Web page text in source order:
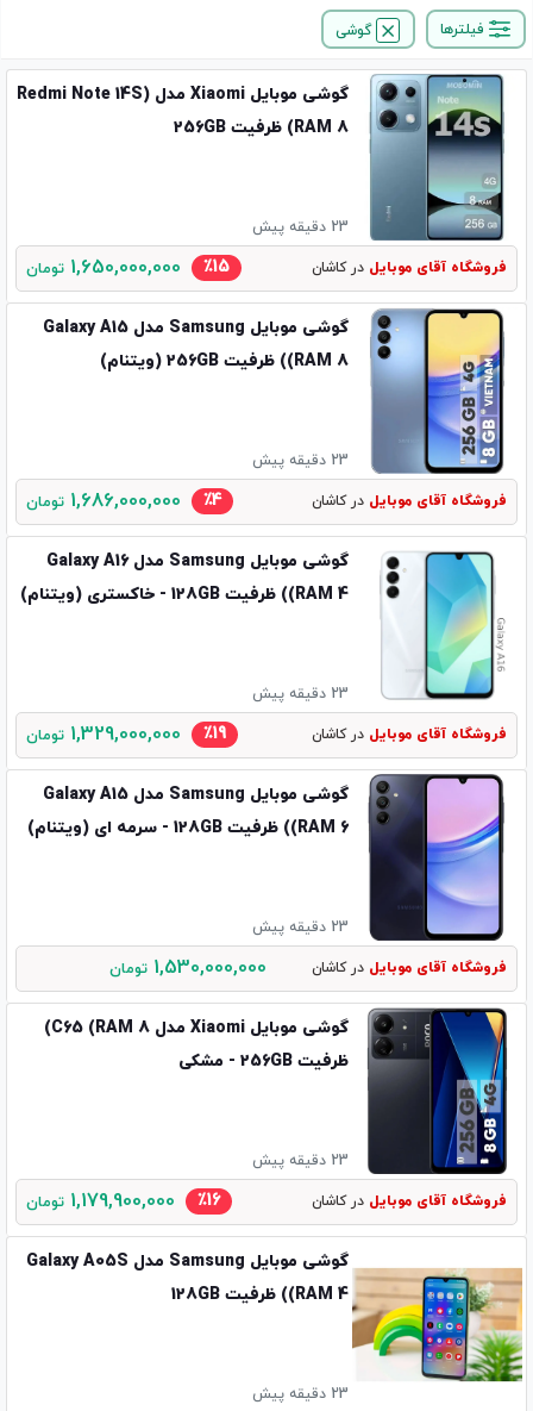
فیلترها گوشی
گوشی موبایل Xiaomi مدل (Redmi Note 14S
(RAM 8 ظرفیت 256GB
23 دقیقه پیش
فروشگاه آقای موبایل در کاشان ٪15 1,650,000,000 تومان
گوشی موبایل Samsung مدل Galaxy A15
(RAM 8) ظرفیت 256GB (ویتنام)
23 دقیقه پیش
فروشگاه آقای موبایل در کاشان ٪4 1,686,000,000 تومان
گوشی موبایل Samsung مدل Galaxy A16
(RAM 4) ظرفیت 128GB - خاکستری (ویتنام)
23 دقیقه پیش
فروشگاه آقای موبایل در کاشان ٪19 1,329,000,000 تومان
گوشی موبایل Samsung مدل Galaxy A15
(RAM 6) ظرفیت 128GB - سرمه ای (ویتنام)
23 دقیقه پیش
فروشگاه آقای موبایل در کاشان 1,530,000,000 تومان
گوشی موبایل Xiaomi مدل C65 (RAM 8)
ظرفیت 256GB - مشکی
23 دقیقه پیش
فروشگاه آقای موبایل در کاشان ٪16 1,179,900,000 تومان
گوشی موبایل Samsung مدل Galaxy A05S
(RAM 4) ظرفیت 128GB
23 دقیقه پیش